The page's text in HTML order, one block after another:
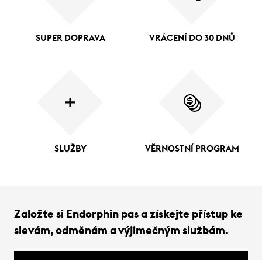
SUPER DOPRAVA VRÁCENÍ DO 30 DNŮ
SLUŽBY VĚRNOSTNÍ PROGRAM
Založte si Endorphin pas a získejte přístup ke
slevám, odměnám a výjimečným službám.